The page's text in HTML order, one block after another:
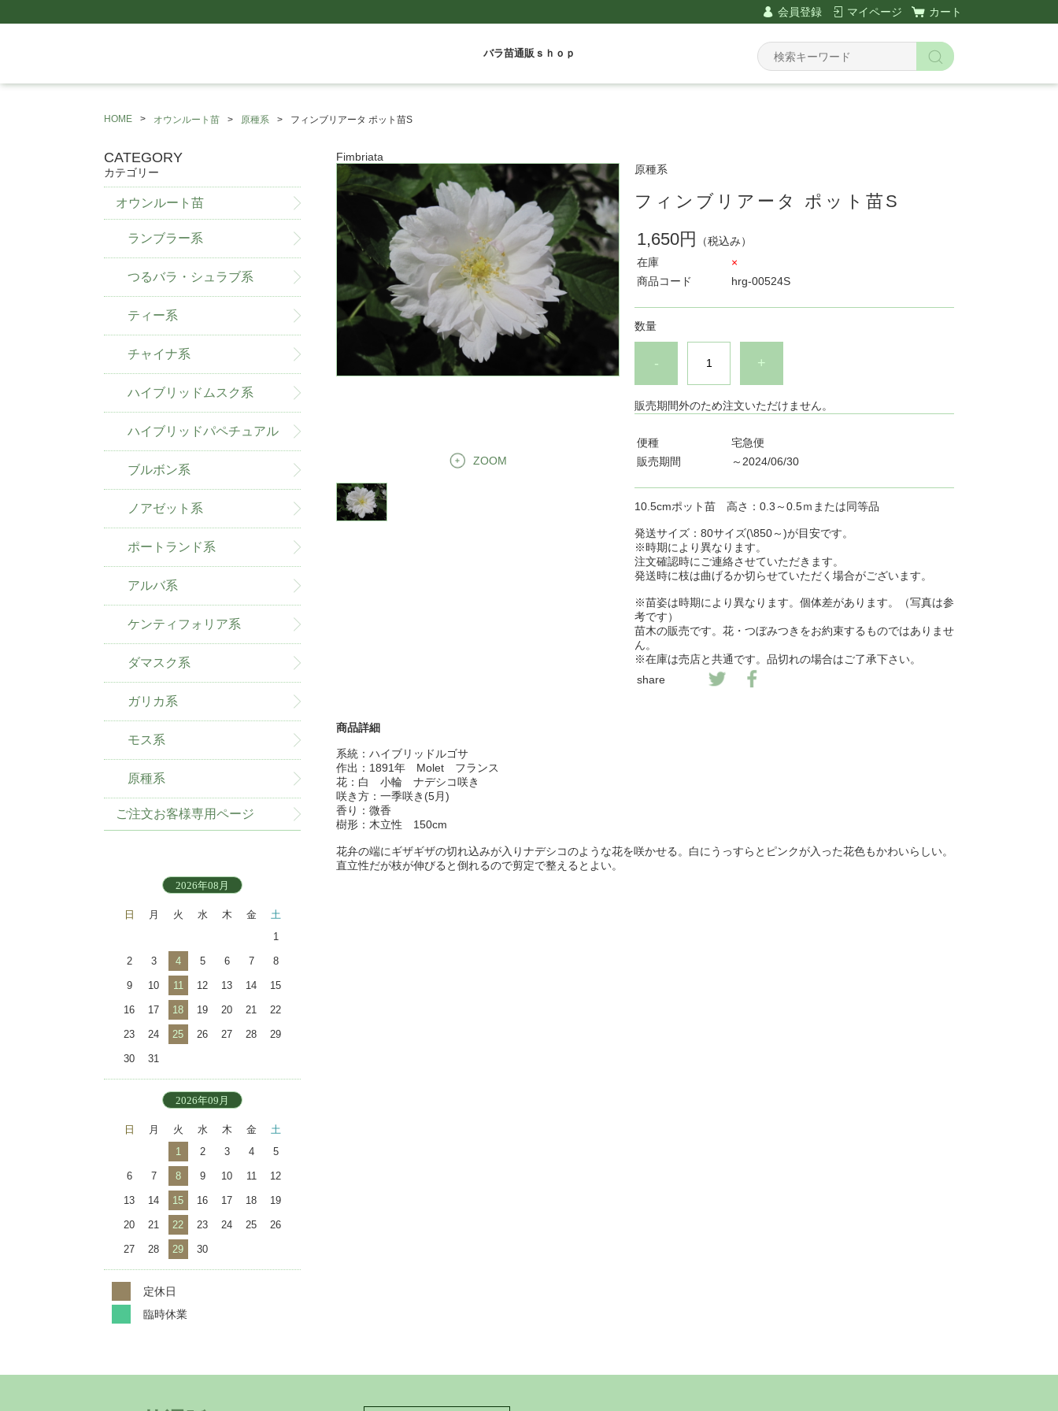
会員登録 マイページ カート
バラ苗通販ｓｈｏｐ
HOME オウンルート苗 原種系 フィンブリアータ ポット苗S
Fimbriata
ZOOM
原種系
フィンブリアータ ポット苗S
1,650円
（税込み）
在庫
×
商品コード
hrg-00524S
数量
- +
販売期間外のため注文いただけません。
便種
宅急便
販売期間
～2024/06/30
10.5cmポット苗 高さ：0.3～0.5ｍまたは同等品
発送サイズ：80サイズ(\850～)が目安です。
※時期により異なります。
注文確認時にご連絡させていただきます。
発送時に枝は曲げるか切らせていただく場合がございます。
※苗姿は時期により異なります。個体差があります。（写真は参
考です）
苗木の販売です。花・つぼみつきをお約束するものではありませ
ん。
※在庫は売店と共通です。品切れの場合はご了承下さい。
share
商品詳細
系統：ハイブリッドルゴサ
作出：1891年 Molet フランス
花：白 小輪 ナデシコ咲き
咲き方：一季咲き(5月)
香り：微香
樹形：木立性 150cm
花弁の端にギザギザの切れ込みが入りナデシコのような花を咲かせる。白にうっすらとピンクが入った花色もかわいらしい。
直立性だが枝が伸びると倒れるので剪定で整えるとよい。
CATEGORY
カテゴリー
オウンルート苗
ランブラー系
つるバラ・シュラブ系
ティー系
チャイナ系
ハイブリッドムスク系
ハイブリッドパペチュアル
ブルボン系
ノアゼット系
ポートランド系
アルバ系
ケンティフォリア系
ダマスク系
ガリカ系
モス系
原種系
ご注文お客様専用ページ
2026年08月
日 月 火 水 木 金
土
1
2 3 4 5 6 7 8
9 10 11 12 13 14 15
16 17 18 19 20 21 22
23 24 25 26 27 28 29
30 31
2026年09月
日 月 火 水 木 金
土
1
2 3 4 5
6 7 8 9 10 11 12
13 14 15 16 17 18 19
20 21 22 23 24 25 26
27 28 29 30
定休日
臨時休業